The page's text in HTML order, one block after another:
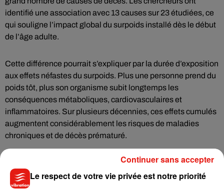
identifié une association avec 13 causes sur 23 étudiées, ce
qui souligne l’impact global du surpoids installé dès le début
de l’âge adulte.
Cette différence pourrait s’expliquer par la durée d’exposition
aux effets néfastes du surpoids. Plus une personne prend du
poids tôt, plus son organisme subit longtemps les
conséquences métaboliques, cardiovasculaires et
inflammatoires. Sur plusieurs décennies, ces effets cumulés
augmentent considérablement les risques de maladies
chroniques et de décès prématuré.
Ces résultats rappellent l’importance de la prévention dès le
plus jeune âge. Alors que l’obésité progresse dans les
populations jeunes, cette étude souligne qu’intervenir tôt
Le respect de votre vie privée est notre priorité
Continuer sans accepter